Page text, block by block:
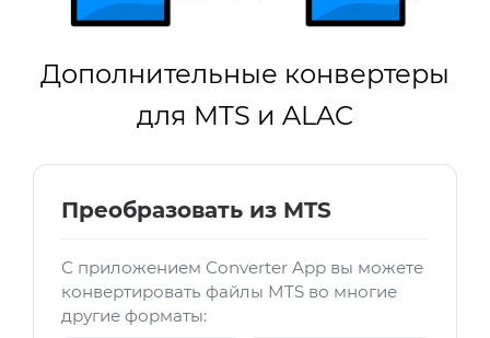
Дополнительные конвертеры
для MTS и ALAC
Преобразовать из MTS
С приложением Converter App вы можете
конвертировать файлы MTS во многие
другие форматы: